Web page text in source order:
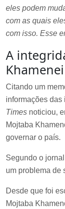
eles podem
com as quais
com isso. Esse
A
Khamenei
Citando um
informações
Times noticiou,
Mojtaba
governar o país.
Segundo o
um problema de
Desde que foi
Mojtaba